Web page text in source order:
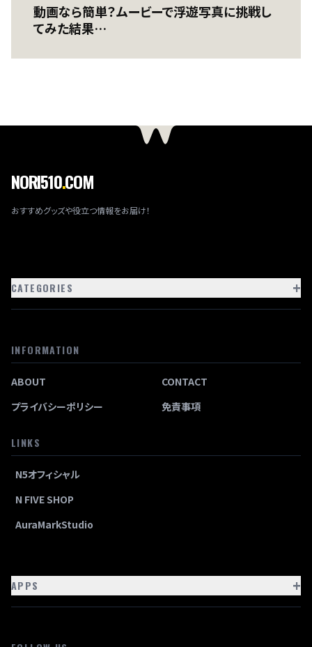
動画なら簡単？ムービーで浮遊写真に挑戦し
てみた結果…
NORI510.COM
おすすめグッズや役立つ情報をお届け！
CATEGORIES +
INFORMATION
ABOUT
CONTACT
プライバシーポリシー
免責事項
LINKS
N5オフィシャル
N FIVE SHOP
AuraMarkStudio
APPS +